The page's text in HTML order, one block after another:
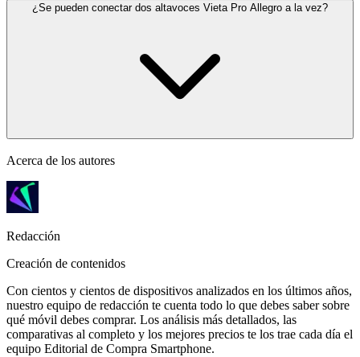
¿Se pueden conectar dos altavoces Vieta Pro Allegro a la vez?
Acerca de los autores
Redacción
Creación de contenidos
Con cientos y cientos de dispositivos analizados en los últimos años,
nuestro equipo de redacción te cuenta todo lo que debes saber sobre
qué móvil debes comprar. Los análisis más detallados, las
comparativas al completo y los mejores precios te los trae cada día el
equipo Editorial de Compra Smartphone.